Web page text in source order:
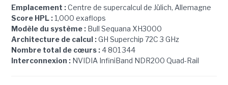
Emplacement :Centre de supercalcul de Jülich, Allemagne
Score HPL :1,000 exaflops
Modèle du système :Bull Sequana XH3000
Architecture de calcul :GH Superchip 72C 3 GHz
Nombre total de cœurs :4 801 344
Interconnexion :NVIDIA InfiniBand NDR200 Quad-Rail